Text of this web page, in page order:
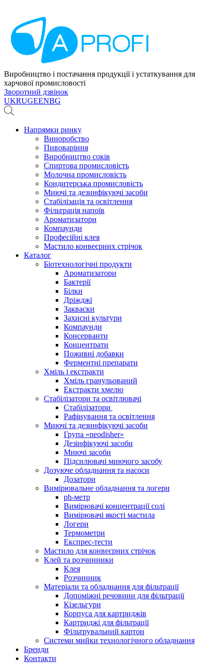
Виробництво і постачання продукції і устаткування для
харчової промисловості
Зворотний дзвінок
UKRUGEENBG
Напрямки ринку
Виноробство
Пивоваріння
Виробництво соків
Спиртова промисловість
Молочна промисловість
Кондитерська промисловість
Миючі та дезинфікуючі засоби
Стабілізація та освітлення
Фільтрація напоїв
Ароматизатори
Компаунди
Професійні клея
Мастило конвеєрних стрічок
Каталог
Біотехнологічні продукти
Ароматизатори
Бактерії
Білки
Дріжджі
Закваски
Захисні культури
Компаунди
Консерванти
Концентрати
Поживні добавки
Ферментні препарати
Хміль і екстракти
Хміль гранульований
Екстракти хмелю
Стабілізатори та освітлювачі
Стабілізатори
Рафінування та освітлення
Миючі та дезинфікуючі засоби
Група «neodisher»
Дезінфікуючі засоби
Миючі засоби
Підсилювачі миючого засобу
Дозуюче обладнання та насоси
Дозатори
Вимірювальне обладнання та логери
ph-метр
Вимірювачі концентрації солі
Вимірювачі якості мастила
Логери
Термометри
Експрес-тести
Мастило для конвеєрних стрічок
Клей та розчинники
Клея
Розчинник
Матеріали та обладнання для фільтрації
Допоміжні речовини для фільтрації
Кізельгури
Корпуса для картриджів
Картриджі для фільтрації
Фільтрувальний картон
Системи мийки технологічного обладнання
Бренди
Контакти